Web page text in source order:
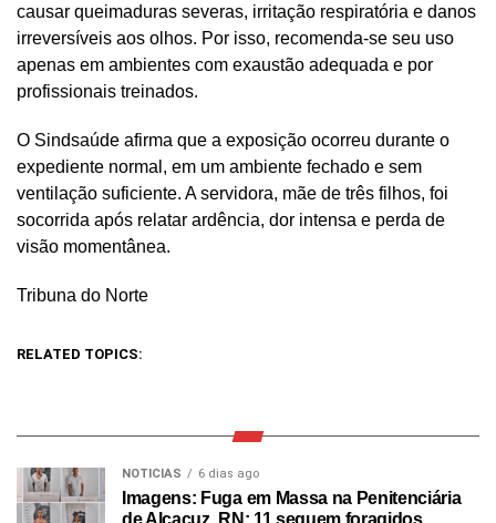
causar queimaduras severas, irritação respiratória e danos
irreversíveis aos olhos. Por isso, recomenda-se seu uso
apenas em ambientes com exaustão adequada e por
profissionais treinados.
O Sindsaúde afirma que a exposição ocorreu durante o
expediente normal, em um ambiente fechado e sem
ventilação suficiente. A servidora, mãe de três filhos, foi
socorrida após relatar ardência, dor intensa e perda de
visão momentânea.
Tribuna do Norte
RELATED TOPICS:
NOTICIAS 6 dias ago
Imagens: Fuga em Massa na Penitenciária
de Alcaçuz, RN; 11 seguem foragidos.